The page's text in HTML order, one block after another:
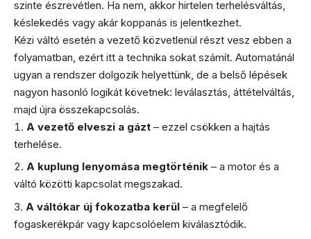
szinte észrevétlen. Ha nem, akkor hirtelen terhelésváltás,
késlekedés vagy akár koppanás is jelentkezhet.
Kézi váltó esetén a vezető közvetlenül részt vesz ebben a
folyamatban, ezért itt a technika sokat számít. Automatánál
ugyan a rendszer dolgozik helyettünk, de a belső lépések
nagyon hasonló logikát követnek: leválasztás, áttételváltás,
majd újra összekapcsolás.
A vezető elveszi a gázt – ezzel csökken a hajtás
terhelése.
A kuplung lenyomása megtörténik – a motor és a
váltó közötti kapcsolat megszakad.
A váltókar új fokozatba kerül – a megfelelő
fogaskerékpár vagy kapcsolóelem kiválasztódik.